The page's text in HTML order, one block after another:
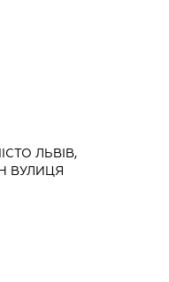
ЛЬВІВ,
ВУЛИЦЯ